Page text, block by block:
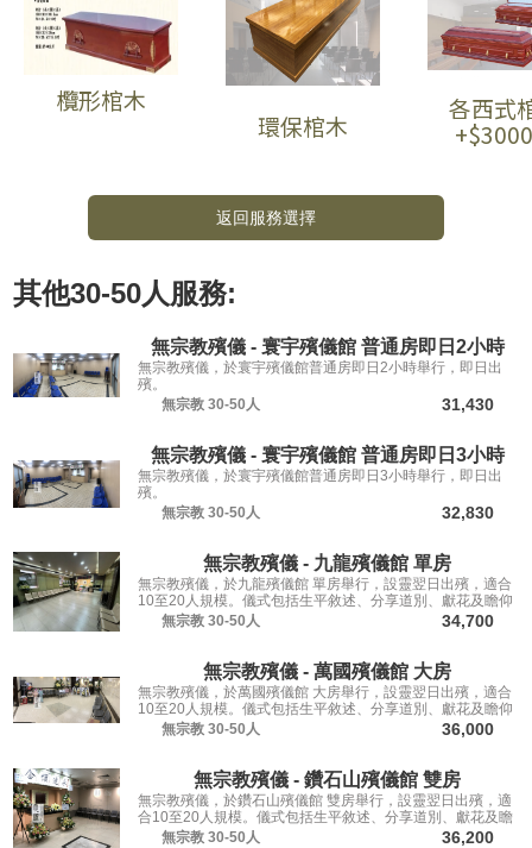
欖形棺木
環保棺木
各西式
返回服務選擇
其他30-50人服務:
無宗教殯儀 - 寰宇殯儀館 普通房即日2小時
無宗教殯儀，於寰宇殯儀館普通房即日2小時舉行，即日出
殯。
無宗教 30-50人 31,430
無宗教殯儀 - 寰宇殯儀館 普通房即日3小時
無宗教殯儀，於寰宇殯儀館普通房即日3小時舉行，即日出
殯。
無宗教 30-50人 32,830
無宗教殯儀 - 九龍殯儀館 單房
無宗教殯儀，於九龍殯儀館 單房舉行，設靈翌日出殯，適合
10至20人規模。儀式包括生平敘述、分享道別、獻花及瞻仰
遺容，讓親友從容道別。
無宗教 30-50人 34,700
無宗教殯儀 - 萬國殯儀館 大房
無宗教殯儀，於萬國殯儀館 大房舉行，設靈翌日出殯，適合
10至20人規模。儀式包括生平敘述、分享道別、獻花及瞻仰
遺容，讓親友從容道別。
無宗教 30-50人 36,000
無宗教殯儀 - 鑽石山殯儀館 雙房
無宗教殯儀，於鑽石山殯儀館 雙房舉行，設靈翌日出殯，適
合10至20人規模。儀式包括生平敘述、分享道別、獻花及瞻
仰遺容，讓親友從容道別。
無宗教 30-50人 36,200